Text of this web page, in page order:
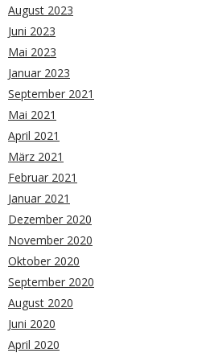
August 2023
Juni 2023
Mai 2023
Januar 2023
September 2021
Mai 2021
April 2021
März 2021
Februar 2021
Januar 2021
Dezember 2020
November 2020
Oktober 2020
September 2020
August 2020
Juni 2020
April 2020